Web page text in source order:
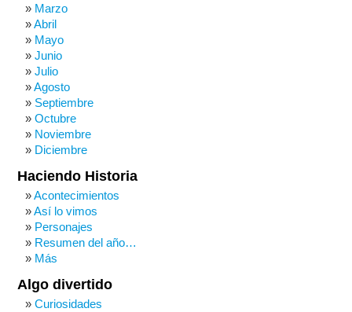
Marzo
Abril
Mayo
Junio
Julio
Agosto
Septiembre
Octubre
Noviembre
Diciembre
Haciendo Historia
Acontecimientos
Así lo vimos
Personajes
Resumen del año…
Más
Algo divertido
Curiosidades